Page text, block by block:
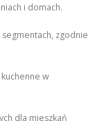
i domach.
segmentach, zgodnie
kuchenne w
dla mieszkań